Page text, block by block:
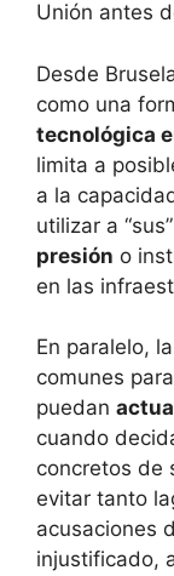
Unión antes
Desde
como una
tecnológica
limita a
a la
utilizar a
presión o
en las
En paralelo,
comunes
puedan
cuando
concretos de
evitar tanto
acusaciones
injustificado,